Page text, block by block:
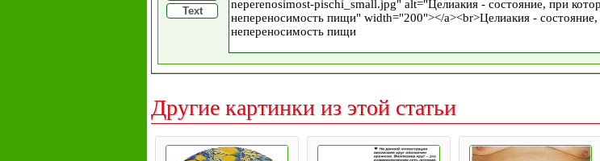
Text
Другие картинки из этой статьи